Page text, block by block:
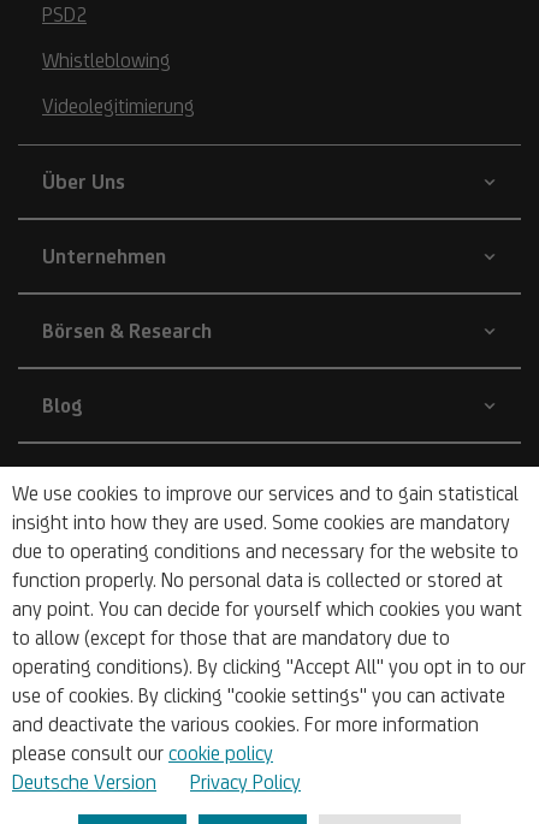
We use cookies to improve our services and to gain statistical
insight into how they are used. Some cookies are mandatory
due to operating conditions and necessary for the website to
function properly. No personal data is collected or stored at
any point. You can decide for yourself which cookies you want
to allow (except for those that are mandatory due to
operating conditions). By clicking "Accept All" you opt in to our
use of cookies. By clicking "cookie settings" you can activate
and deactivate the various cookies. For more information
please consult our cookie policy
Deutsche Version
Privacy Policy
PSD2
Whistleblowing
Videolegitimierung
Über Uns
Unternehmen
Börsen & Research
Blog
Barrierefrei
© 2026 UniCredit Bank Austria AG
Impressum